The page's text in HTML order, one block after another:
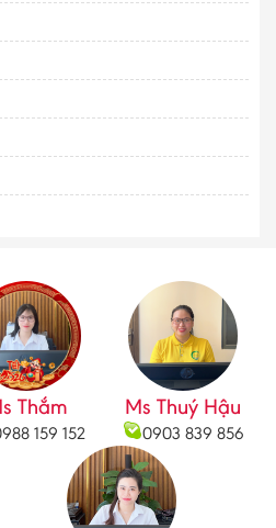
Thắm
159 152
Ms Thuý Hậu
0903 839 856